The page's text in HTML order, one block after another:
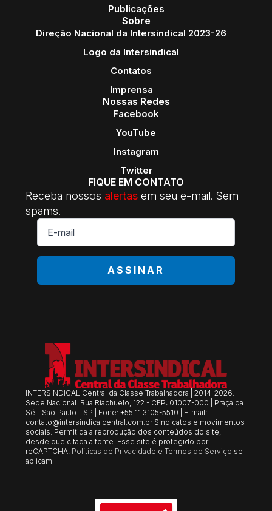
Publicações
Sobre
Direção Nacional da Intersindical 2023-26
Logo da Intersindical
Contatos
Imprensa
Nossas Redes
Facebook
YouTube
Instagram
Twitter
FIQUE EM CONTATO
Receba nossos alertas em seu e-mail. Sem
spams.
E-
mail
*
ASSINAR
INTERSINDICAL Central da Classe Trabalhadora | 2014-2026.
Sede Nacional: Rua Riachuelo, 122 - CEP: 01007-000 | Praça da
Sé - São Paulo - SP | Fone: +55 11 3105-5510 | E-mail:
contato@intersindicalcentral.com.br Sindicatos e movimentos
sociais. Permitida a reprodução dos conteúdos do site,
desde que citada a fonte. Esse site é protegido por
reCAPTCHA. Políticas de Privacidade eTermos de Serviço se
aplicam